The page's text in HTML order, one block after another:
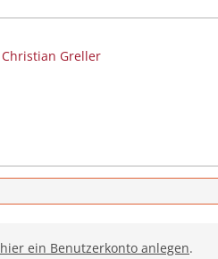
Christian Greller
hier ein Benutzerkonto anlegen.